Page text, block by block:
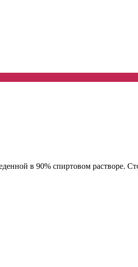
в 90% спиртовом растворе.